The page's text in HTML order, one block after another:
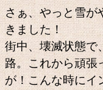
さぁ、やっと雪が
きました！
街中、壊滅状態で
路。これから頑張
が！こんな時にイ